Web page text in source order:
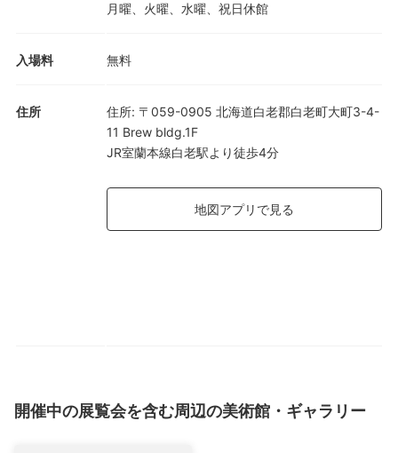
月曜、火曜、水曜、祝日休館
入場料 無料
住所 住所: 〒059-0905 北海道白老郡白老町大町3-4-
11 Brew bldg.1F
JR室蘭本線白老駅より徒歩4分
地図アプリで見る
開催中の展覧会を含む周辺の美術館・ギャラリー